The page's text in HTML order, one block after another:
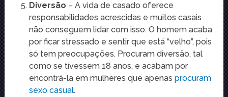
Diversão – A vida de casado oferece
responsabilidades acrescidas e muitos casais
não conseguem lidar com isso. O homem acaba
por ficar stressado e sentir que está “velho”, pois
só tem preocupações. Procuram diversão, tal
como se tivessem 18 anos, e acabam por
encontrá-la em mulheres que apenas procuram
sexo casual.